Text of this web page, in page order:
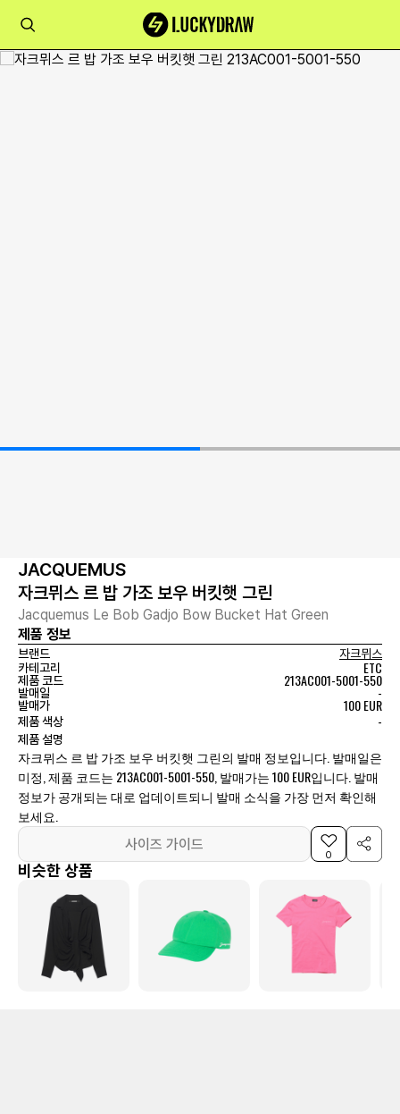
JACQUEMUS
자크뮈스 르 밥 가조 보우 버킷햇 그린
Jacquemus Le Bob Gadjo Bow Bucket Hat Green
제품 정보
브랜드
자크뮈스
카테고리
ETC
제품 코드 213AC001-5001-550
발매일 -
발매가 100 EUR
제품 색상 -
제품 설명
자크뮈스 르 밥 가조 보우 버킷햇 그린의 발매 정보입니다. 발매일은
미정, 제품 코드는 213AC001-5001-550, 발매가는 100 EUR입니다. 발매
정보가 공개되는 대로 업데이트되니 발매 소식을 가장 먼저 확인해
보세요.
사이즈 가이드
0
비슷한 상품